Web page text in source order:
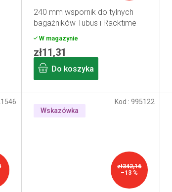
240 mm wspornik do tylnych
bagażników Tubus i Racktime
W magazynie
zł11,31
Do koszyka
Wskazówka
zł342,16
–13 %
Kod :995122